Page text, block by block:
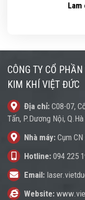
Lam
CÔNG TY CỔ
KIM KHÍ VIỆT ĐỨC
Địa chỉ: C08-07,
Tấn, P.Dương Nội,
Nhà máy: Cụm
Hotline: 094 225
Email:
Website: